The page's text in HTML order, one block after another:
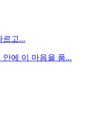
르고...
안에 이 마음을 품...